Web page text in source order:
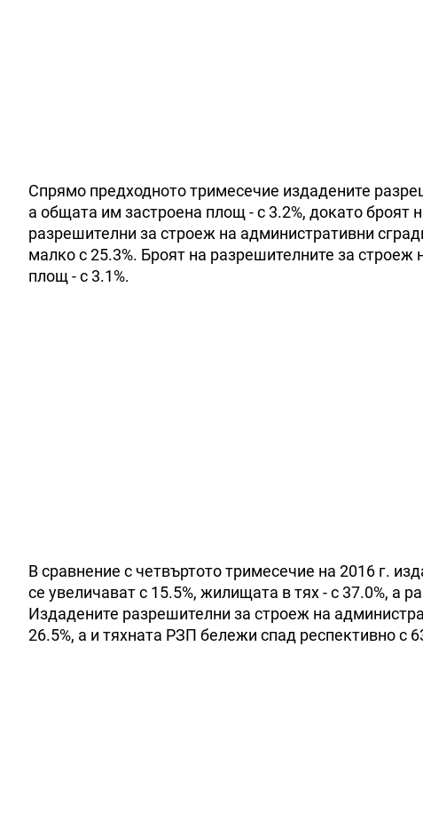
Спрямо предходното тримесечие издадените
а общата им застроена площ - с 3.2%, докато броят
разрешителни за строеж на административни
малко с 25.3%. Броят на разрешителните за
площ - с 3.1%.
В сравнение с четвъртото тримесечие на 2016 г.
се увеличават с 15.5%, жилищата в тях - с 37.0%, а
Издадените разрешителни за строеж на
26.5%, а и тяхната РЗП бележи спад респективно с